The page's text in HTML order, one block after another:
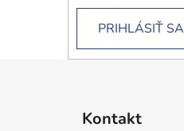
PRIHLÁSIŤ SA
Kontakt